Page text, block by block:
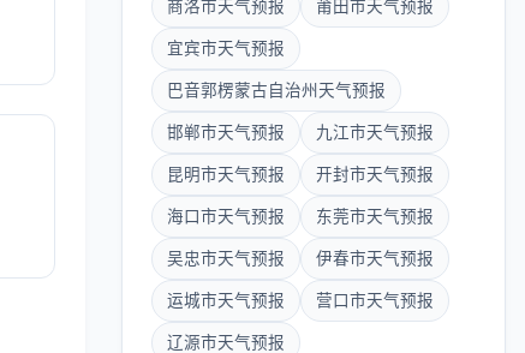
商洛市天气预报 莆田市天气预报
宜宾市天气预报
巴音郭楞蒙古自治州天气预报
邯郸市天气预报 九江市天气预报
昆明市天气预报 开封市天气预报
海口市天气预报 东莞市天气预报
吴忠市天气预报 伊春市天气预报
运城市天气预报 营口市天气预报
辽源市天气预报